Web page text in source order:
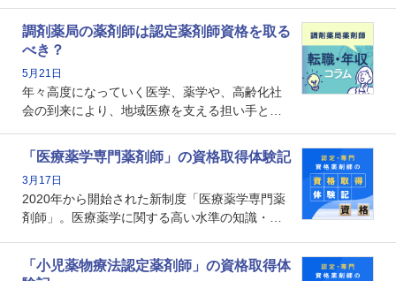
という声を聞いたことがあるかもしれません。
本記事では、認定薬剤師が「意味ない」といわ
れる理由や、取得するメリット、年収・キャリ
アへの影響を解説します。
調剤薬局の薬剤師は認定薬剤師資格を取る
べき？
5月21日
年々高度になっていく医学、薬学や、高齢化社
会の到来により、地域医療を支える担い手とし
で、重要度が増しているのが認定薬剤師という
資格です。認定薬剤師とはいったいどんな資格
なのでしょうか。それを取得するとどのような
メリットがあるのでしょうか。
「医療薬学専門薬剤師」の資格取得体験記
3月17日
2020年から開始された新制度「医療薬学専門薬
剤師」。医療薬学に関する高い水準の知識・技
剤師としての専門性を示す客観的な根拠の一つ
となります。取得要件は多岐に渡り、審査も複
「小児薬物療法認定薬剤師」の資格取得体